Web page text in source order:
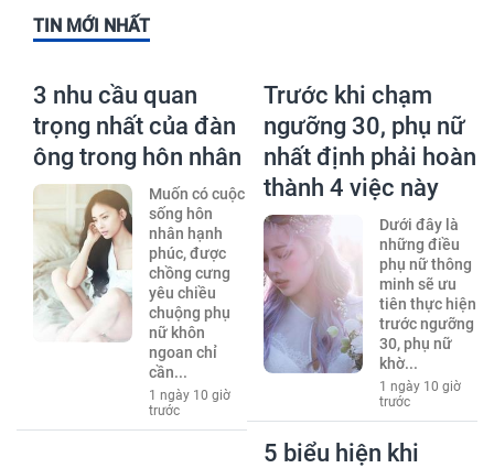
TIN MỚI NHẤT
3 nhu cầu quan
trọng nhất của đàn
ông trong hôn nhân
Muốn có cuộc
sống hôn
nhân hạnh
phúc, được
chồng cưng
yêu chiều
chuộng phụ
nữ khôn
ngoan chỉ
cần...
1 ngày 10 giờ
trước
Trước khi chạm
ngưỡng 30, phụ nữ
nhất định phải hoàn
thành 4 việc này
Dưới đây là
những điều
phụ nữ thông
minh sẽ ưu
tiên thực hiện
trước ngưỡng
30, phụ nữ
khờ...
1 ngày 10 giờ
trước
5 biểu hiện khi